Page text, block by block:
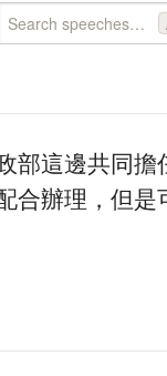
部這邊共同擔
合辦理，但是